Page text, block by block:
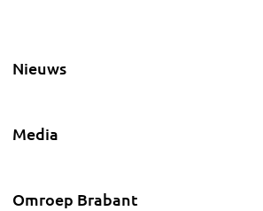
Nieuws
Media
Omroep Brabant